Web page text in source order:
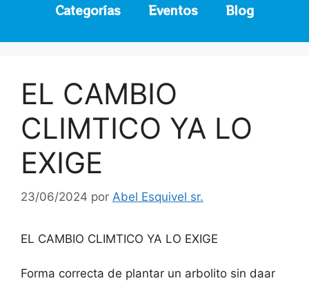
Categorías
Eventos Blog
EL CAMBIO
CLIMTICO YA LO
EXIGE
23/06/2024 por Abel Esquivel sr.
EL CAMBIO CLIMTICO YA LO EXIGE
Forma correcta de plantar un arbolito sin daar